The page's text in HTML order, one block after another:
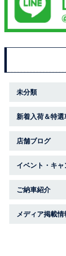
未分類
新着入荷＆特選
店舗ブログ
イベント・キャ
ご納車紹介
メディア掲載情